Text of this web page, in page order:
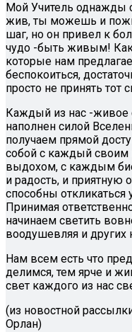
Мой Учитель однажды
жив, ты можешь и
шаг, но он привел к
чудо -быть живым!
которые нам
беспокоиться,
просто не принять
Каждый из нас -живое
наполнен силой
получаем прямой
собой с каждый
выдохом, с каждым
и радость, и приятную
способны откликаться
Принимая
начинаем светить
воодушевляя и других
Нам всем есть что
делимся, тем ярче и
свет каждого из нас
(из новостной
Орлан)